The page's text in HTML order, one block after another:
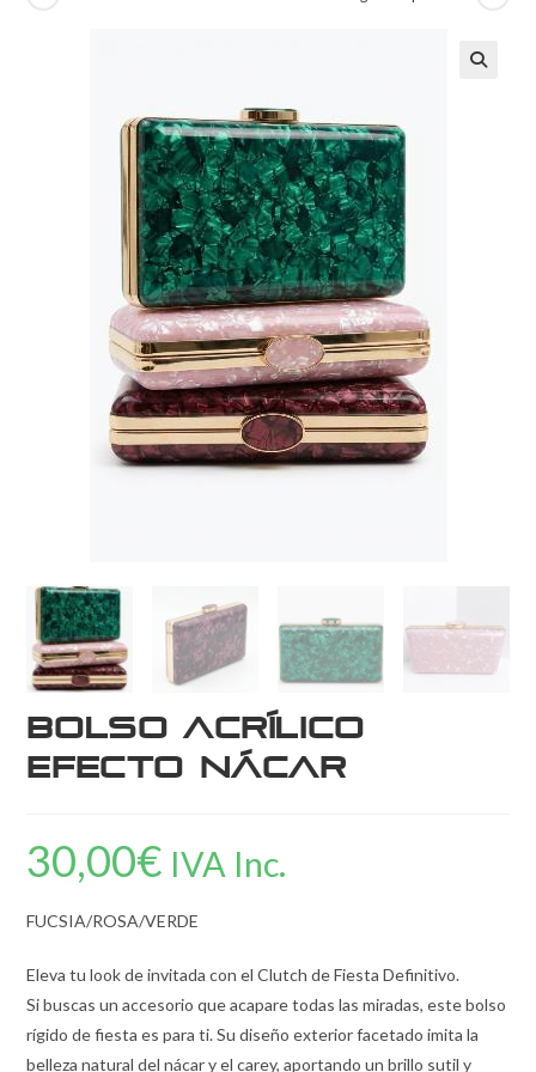
Bolso Acrílico
Efecto Nácar
30,00€ IVA Inc.
FUCSIA/ROSA/VERDE
Eleva tu look de invitada con el Clutch de Fiesta Definitivo.
Si buscas un accesorio que acapare todas las miradas, este bolso
rígido de fiesta es para ti. Su diseño exterior facetado imita la
belleza natural del nácar y el carey, aportando un brillo sutil y